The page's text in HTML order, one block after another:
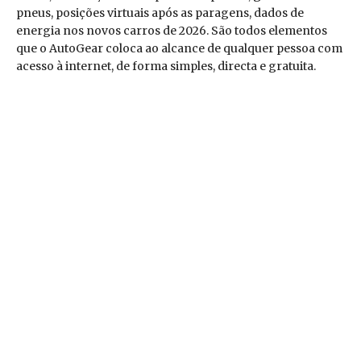
pneus, posições virtuais após as paragens, dados de
energia nos novos carros de 2026. São todos elementos
que o AutoGear coloca ao alcance de qualquer pessoa com
acesso à internet, de forma simples, directa e gratuita.